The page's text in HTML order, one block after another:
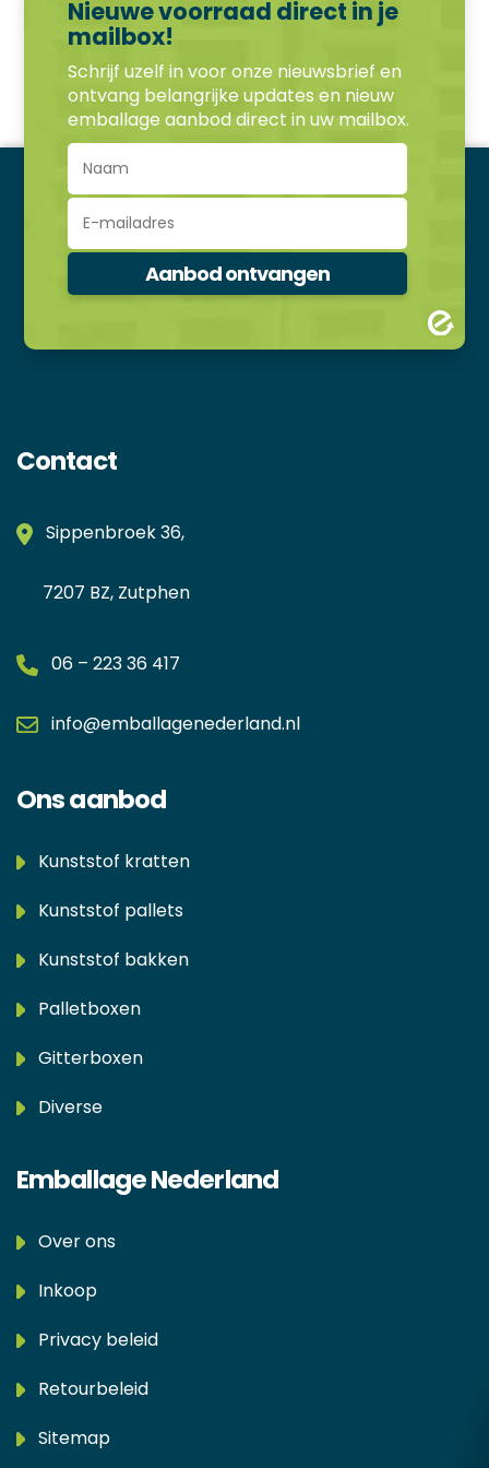
Nieuwe voorraad direct in je
mailbox!
Schrijf uzelf in voor onze nieuwsbrief en
ontvang belangrijke updates en nieuw
emballage aanbod direct in uw mailbox.
Contact
Sippenbroek 36,
7207 BZ, Zutphen
06 – 223 36 417
info@emballagenederland.nl
Ons aanbod
Kunststof kratten
Kunststof pallets
Kunststof bakken
Palletboxen
Gitterboxen
Diverse
Emballage Nederland
Over ons
Inkoop
Privacy beleid
Retourbeleid
Sitemap